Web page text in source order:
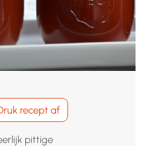
recept af
pittige